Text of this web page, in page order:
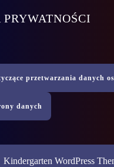
przetwarzania danych
danych
Kindergarten WordPress